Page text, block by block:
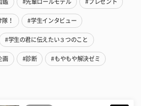
鑑 #先輩ロールモデル #プレゼント
！ #学生インタビュー
#学生の君に伝えたい３つのこと
画 #診断 #もやもや解決ゼミ